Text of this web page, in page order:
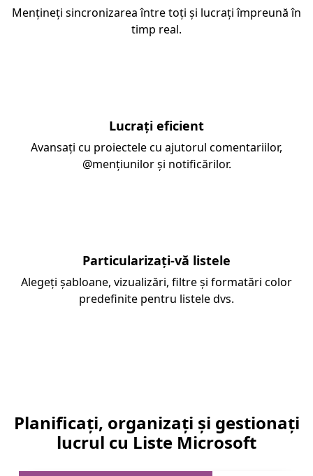
Mențineți sincronizarea între toți și lucrați împreună în
timp real.
Lucrați eficient
Avansați cu proiectele cu ajutorul comentariilor,
@mențiunilor și notificărilor.
Particularizați-vă listele
Alegeți șabloane, vizualizări, filtre și formatări color
predefinite pentru listele dvs.
Planificați, organizați și gestionați
lucrul cu Liste Microsoft